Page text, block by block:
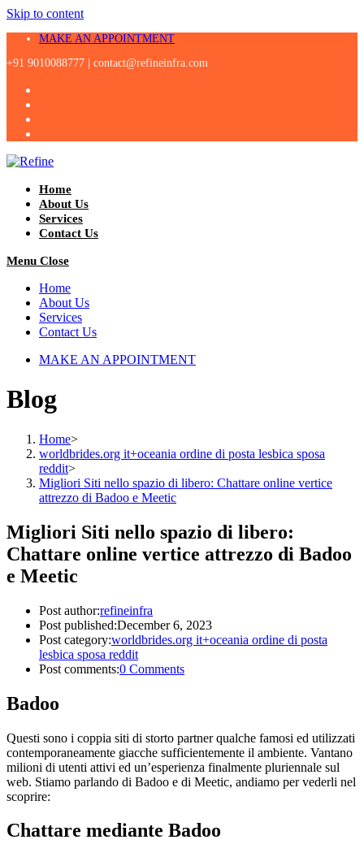
Skip to content
MAKE AN APPOINTMENT
+91 9010088777 | contact@refineinfra.com
Home
About Us
Services
Contact Us
Menu Close
Home
About Us
Services
Contact Us
MAKE AN APPOINTMENT
Blog
Home>
worldbrides.org it+oceania ordine di posta lesbica sposa
reddit>
Migliori Siti nello spazio di libero: Chattare online vertice
attrezzo di Badoo e Meetic
Migliori Siti nello spazio di libero:
Chattare online vertice attrezzo di Badoo
e Meetic
Post author:refineinfra
Post published:December 6, 2023
Post category:worldbrides.org it+oceania ordine di posta
lesbica sposa reddit
Post comments:0 Comments
Badoo
Questi sono i coppia siti di storto partner qualche famosi ed utilizzati
contemporaneamente giacche sufficientemente il ambiente. Vantano
milioni di utenti attivi ed un’esperienza finalmente pluriennale sul
web. Stiamo parlando di Badoo e di Meetic, andiamo per vederli nel
scoprire:
Chattare mediante Badoo